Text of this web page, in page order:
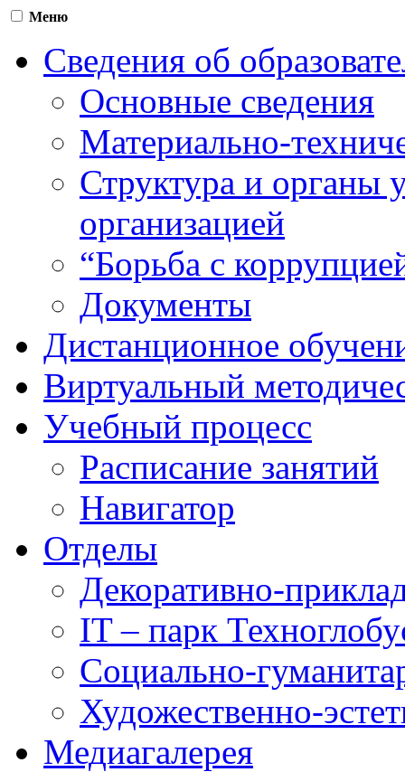
Меню
Сведения об
Основные сведения
Материально-
Структура и органы
организацией
“Борьба с
Документы
Дистанционное
Виртуальный
Учебный процесс
Расписание занятий
Навигатор
Отделы
Декоративно-
IT – парк
Социально-
Художественно-
Медиагалерея